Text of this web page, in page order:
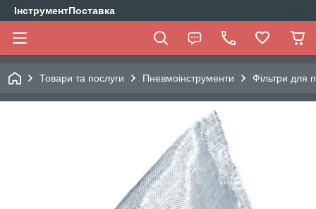
ІнструментПоставка
Товари та послуги Пневмоінструменти Фільтри для